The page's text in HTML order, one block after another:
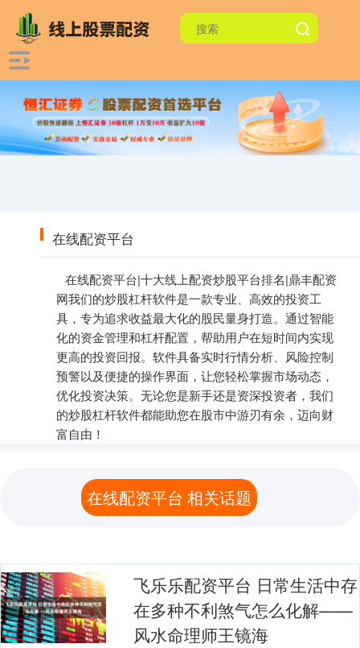
在线配资平台
在线配资平台|十大线上配资炒股平台排名|鼎丰配资
网我们的炒股杠杆软件是一款专业、高效的投资工
具，专为追求收益最大化的股民量身打造。通过智能
化的资金管理和杠杆配置，帮助用户在短时间内实现
更高的投资回报。软件具备实时行情分析、风险控制
预警以及便捷的操作界面，让您轻松掌握市场动态，
优化投资决策。无论您是新手还是资深投资者，我们
的炒股杠杆软件都能助您在股市中游刃有余，迈向财
富自由！
在线配资平台 相关话题
飞乐乐配资平台 日常生活中存
在多种不利煞气怎么化解——
风水命理师王镜海